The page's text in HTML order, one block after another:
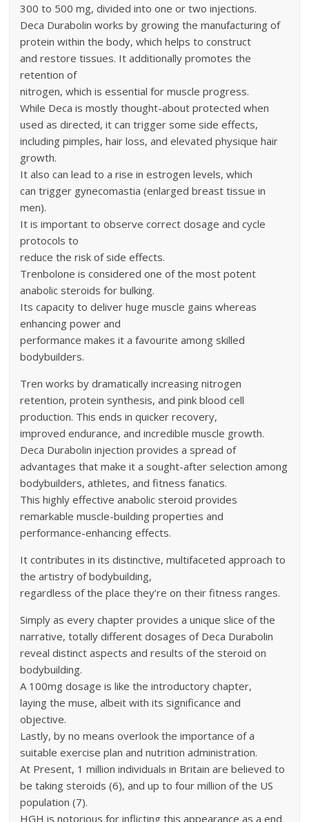
300 to 500 mg, divided into one or two injections.
Deca Durabolin works by growing the manufacturing of
protein within the body, which helps to construct
and restore tissues. It additionally promotes the
retention of
nitrogen, which is essential for muscle progress.
While Deca is mostly thought-about protected when
used as directed, it can trigger some side effects,
including pimples, hair loss, and elevated physique hair
growth.
It also can lead to a rise in estrogen levels, which
can trigger gynecomastia (enlarged breast tissue in
men).
It is important to observe correct dosage and cycle
protocols to
reduce the risk of side effects.
Trenbolone is considered one of the most potent
anabolic steroids for bulking.
Its capacity to deliver huge muscle gains whereas
enhancing power and
performance makes it a favourite among skilled
bodybuilders.
Tren works by dramatically increasing nitrogen
retention, protein synthesis, and pink blood cell
production. This ends in quicker recovery,
improved endurance, and incredible muscle growth.
Deca Durabolin injection provides a spread of
advantages that make it a sought-after selection among
bodybuilders, athletes, and fitness fanatics.
This highly effective anabolic steroid provides
remarkable muscle-building properties and
performance-enhancing effects.
It contributes in its distinctive, multifaceted approach to
the artistry of bodybuilding,
regardless of the place they’re on their fitness ranges.
Simply as every chapter provides a unique slice of the
narrative, totally different dosages of Deca Durabolin
reveal distinct aspects and results of the steroid on
bodybuilding.
A 100mg dosage is like the introductory chapter,
laying the muse, albeit with its significance and
objective.
Lastly, by no means overlook the importance of a
suitable exercise plan and nutrition administration.
At Present, 1 million individuals in Britain are believed to
be taking steroids (6), and up to four million of the US
population (7).
HGH is notorious for inflicting this appearance as a end